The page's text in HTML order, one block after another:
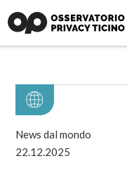
News dal mondo
22.12.2025